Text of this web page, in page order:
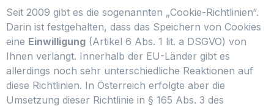
Seit 2009 gibt es die sogenannten „Cookie-Richtlinien“.
Darin ist festgehalten, dass das Speichern von Cookies
eine Einwilligung (Artikel 6 Abs. 1 lit. a DSGVO) von
Ihnen verlangt. Innerhalb der EU-Länder gibt es
allerdings noch sehr unterschiedliche Reaktionen auf
diese Richtlinien. In Österreich erfolgte aber die
Umsetzung dieser Richtlinie in § 165 Abs. 3 des